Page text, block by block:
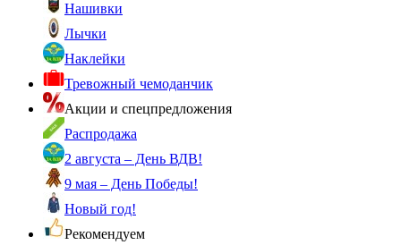
Нашивки
Лычки
Наклейки
Тревожный чемоданчик
Акции и спецпредложения
Распродажа
2 августа – День ВДВ!
9 мая – День Победы!
Новый год!
Рекомендуем